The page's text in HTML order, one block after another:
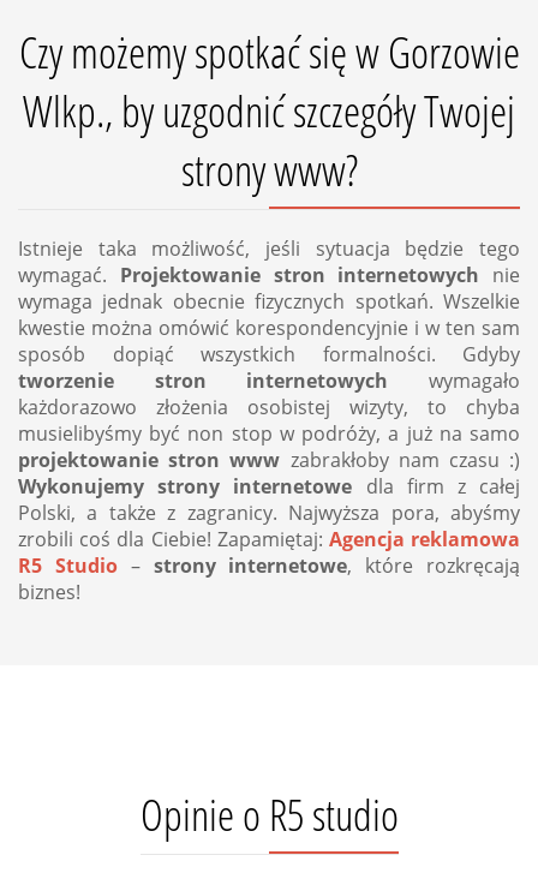
Czy możemy spotkać się w Gorzowie
Wlkp., by uzgodnić szczegóły Twojej
strony www?
Istnieje taka możliwość, jeśli sytuacja będzie tego
wymagać. Projektowanie stron internetowych nie
wymaga jednak obecnie fizycznych spotkań. Wszelkie
kwestie można omówić korespondencyjnie i w ten sam
sposób dopiąć wszystkich formalności. Gdyby
tworzenie stron internetowych wymagało
każdorazowo złożenia osobistej wizyty, to chyba
musielibyśmy być non stop w podróży, a już na samo
projektowanie stron www zabrakłoby nam czasu :)
Wykonujemy strony internetowe dla firm z całej
Polski, a także z zagranicy. Najwyższa pora, abyśmy
zrobili coś dla Ciebie! Zapamiętaj: Agencja reklamowa
R5 Studio– strony internetowe, które rozkręcają
biznes!
Opinie o R5 studio